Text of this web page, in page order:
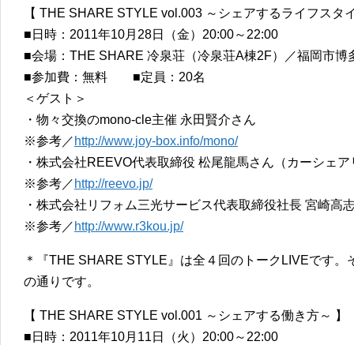
【 THE SHARE STYLE vol.003 ～シェアするライフスタ
■日時：2011年10月28日（金）20:00～22:00
■会場：THE SHARE 冷泉荘（冷泉荘A棟2F）／福岡市博
■参加費：無料 ■定員：20名
＜ゲスト＞
・物々交換のmono-cle主催 永田賢介さん
※参考／ http://www.joy-box.info/mono/
・株式会社REEVO代表取締役 松尾龍馬さん（カーシェア
※参考／ http://reevo.jp/
・株式会社リフォム三光サービス代表取締役社長 宮崎
※参考／ http://www.r3kou.jp/
＊『THE SHARE STYLE』は全４回のトークLIVEです
の通りです。
【 THE SHARE STYLE vol.001 ～シェアする働き方～ 】
■日時：2011年10月11日（火）20:00～22:00